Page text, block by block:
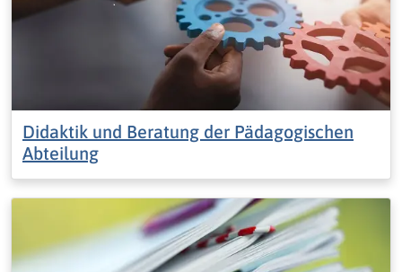
Didaktik und Beratung der Pädagogischen
Abteilung